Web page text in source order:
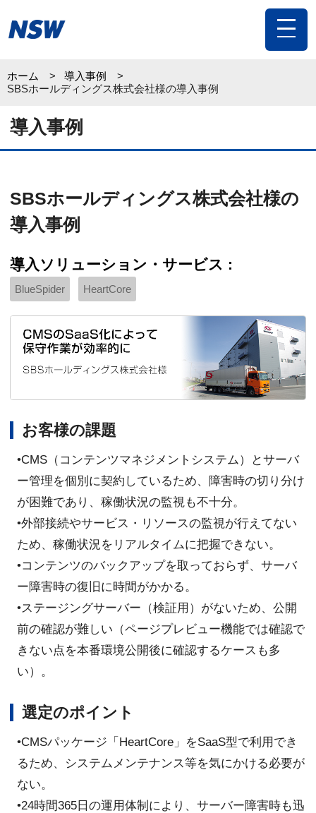
toggle
ホーム
導入事例
SBSホールディングス株式会社様の導入事例
導入事例
SBSホールディングス株式会社様の
導入事例
導入ソリューション・サービス :
BlueSpider HeartCore
お客様の課題
•CMS（コンテンツマネジメントシステム）とサーバ
ー管理を個別に契約しているため、障害時の切り分け
が困難であり、稼働状況の監視も不十分。
•外部接続やサービス・リソースの監視が行えてない
ため、稼働状況をリアルタイムに把握できない。
•コンテンツのバックアップを取っておらず、サーバ
ー障害時の復旧に時間がかかる。
•ステージングサーバー（検証用）がないため、公開
前の確認が難しい（ページプレビュー機能では確認で
きない点を本番環境公開後に確認するケースも多
い）。
選定のポイント
•CMSパッケージ「HeartCore」をSaaS型で利用でき
るため、システムメンテナンス等を気にかける必要が
ない。
•24時間365日の運用体制により、サーバー障害時も迅